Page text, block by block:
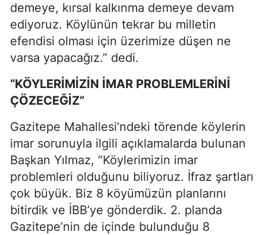
demeye, kırsal kalkınma demeye devam
ediyoruz. Köylünün tekrar bu milletin
efendisi olması için üzerimize düşen ne
varsa yapacağız.” dedi.
“KÖYLERİMİZİN İMAR PROBLEMLERİNİ
ÇÖZECEĞİZ”
Gazitepe Mahallesi’ndeki törende köylerin
imar sorunuyla ilgili açıklamalarda bulunan
Başkan Yılmaz, “Köylerimizin imar
problemleri olduğunu biliyoruz. İfraz şartları
çok büyük. Biz 8 köyümüzün planlarını
bitirdik ve İBB’ye gönderdik. 2. planda
Gazitepe’nin de içinde bulunduğu 8